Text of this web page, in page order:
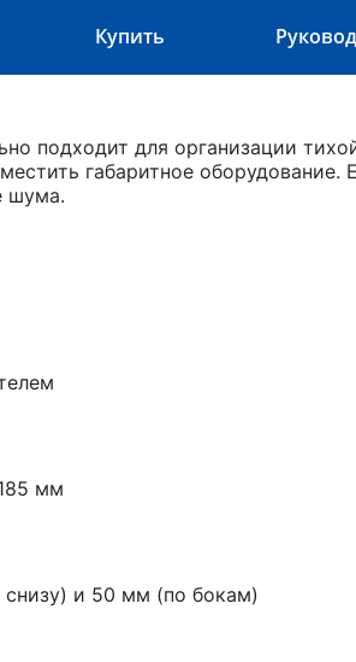
Купить
подходит для организации
габаритное оборудование.
шума.
мм
и 50 мм (по бокам)